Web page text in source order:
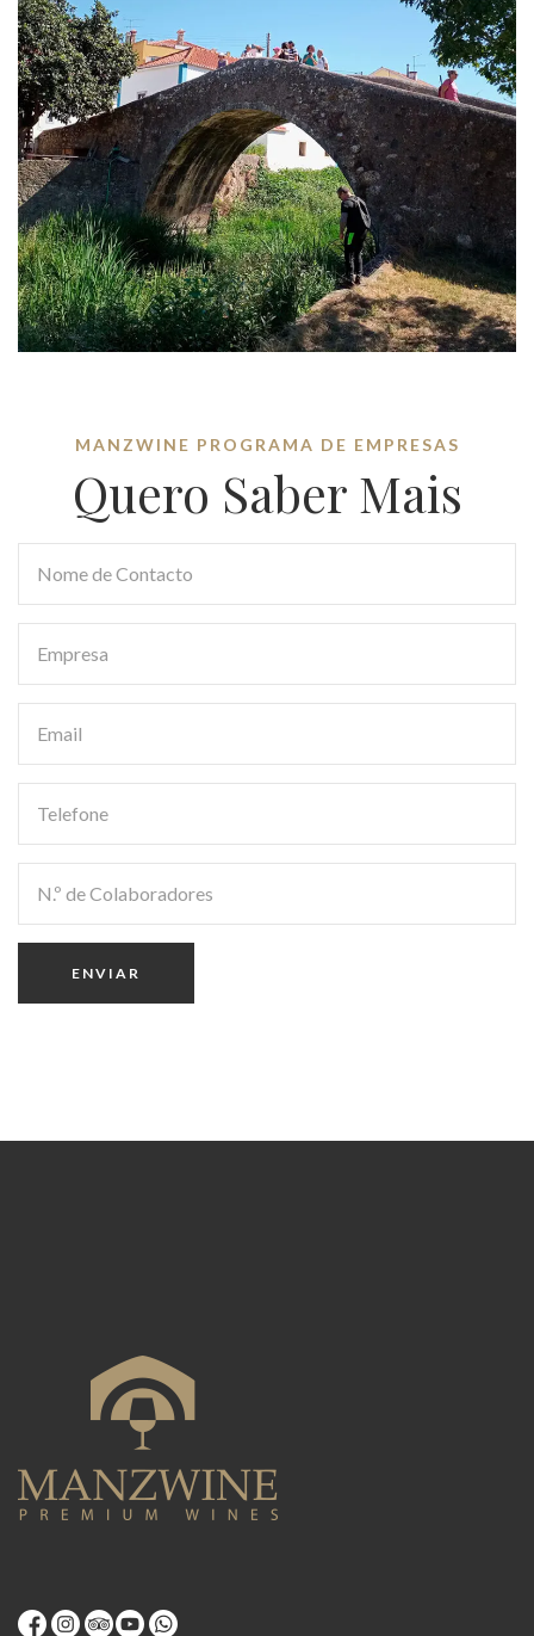
MANZWINE PROGRAMA DE EMPRESAS
Quero Saber Mais